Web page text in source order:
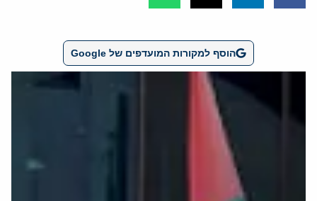
הוסף למקורות המועדפים של Google